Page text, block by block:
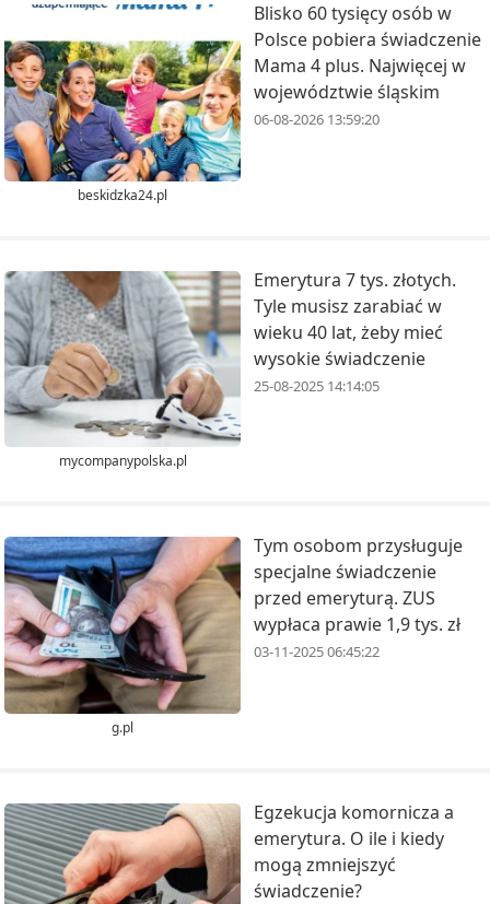
beskidzka24.pl
Blisko 60 tysięcy osób w
Polsce pobiera świadczenie
Mama 4 plus. Najwięcej w
województwie śląskim
06-08-2026 13:59:20
mycompanypolska.pl
Emerytura 7 tys. złotych.
Tyle musisz zarabiać w
wieku 40 lat, żeby mieć
wysokie świadczenie
25-08-2025 14:14:05
g.pl
Tym osobom przysługuje
specjalne świadczenie
przed emeryturą. ZUS
wypłaca prawie 1,9 tys. zł
03-11-2025 06:45:22
Egzekucja komornicza a
emerytura. O ile i kiedy
mogą zmniejszyć
świadczenie?